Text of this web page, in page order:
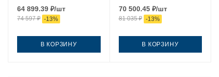
профиль хром
64 899.39 ₽/шт
74 597₽ -13%
В КОРЗИНУ
тонированное профиль
хром
70 500.45₽/шт
81 035₽ -13%
В КОРЗИНУ